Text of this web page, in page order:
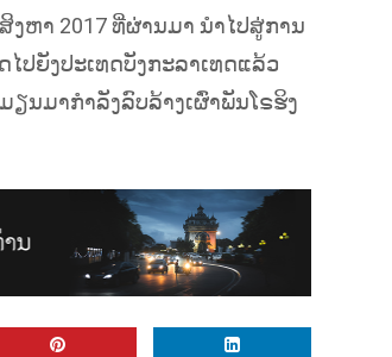
ງຫາ 2017 ທີ່ຜ່ານມາ ນຳໄປສູ່ການ
ປຍັງປະເທດບັງກະລາເທດແລ້ວ
ຽນມາກຳລັງລົບລ້າງເຜົ່າພັນໂຣຮິງ